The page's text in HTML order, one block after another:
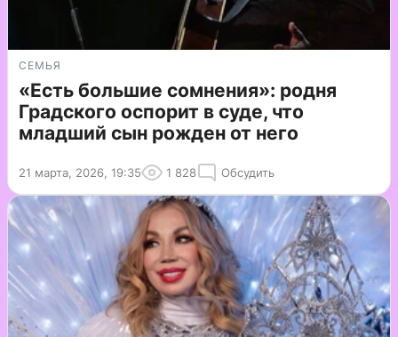
СЕМЬЯ
«Есть большие сомнения»: родня
Градского оспорит в суде, что
младший сын рожден от него
21 марта, 2026, 19:35 1 828 Обсудить